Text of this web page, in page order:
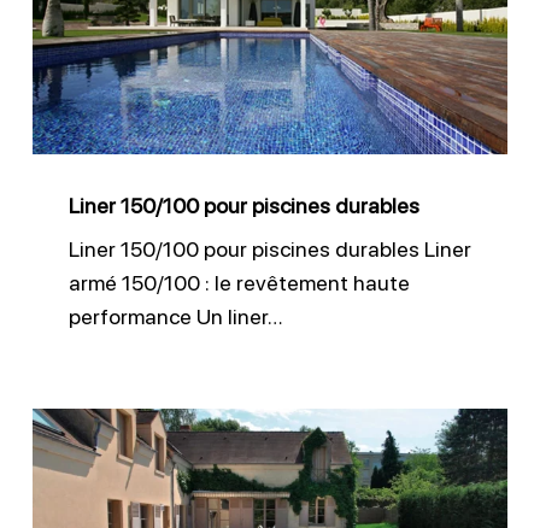
piscines
durables
Liner 150/100 pour piscines durables
Liner 150/100 pour piscines durables Liner
armé 150/100 : le revêtement haute
performance Un liner…
Installation
membrane